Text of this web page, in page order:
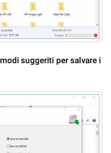
modi suggeriti per salvare i